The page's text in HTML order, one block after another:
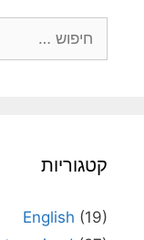
קטגוריות
English (19)